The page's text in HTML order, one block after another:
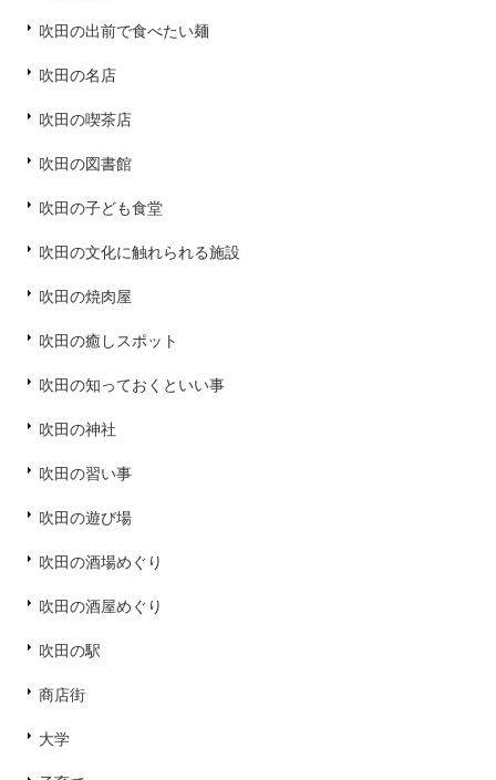
吹田の出前で食べたい麺
吹田の名店
吹田の喫茶店
吹田の図書館
吹田の子ども食堂
吹田の文化に触れられる施設
吹田の焼肉屋
吹田の癒しスポット
吹田の知っておくといい事
吹田の神社
吹田の習い事
吹田の遊び場
吹田の酒場めぐり
吹田の酒屋めぐり
吹田の駅
商店街
大学